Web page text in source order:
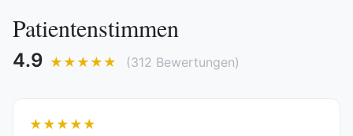
Patientenstimmen
4.9 ★★★★★ (312 Bewertungen)
★★★★★